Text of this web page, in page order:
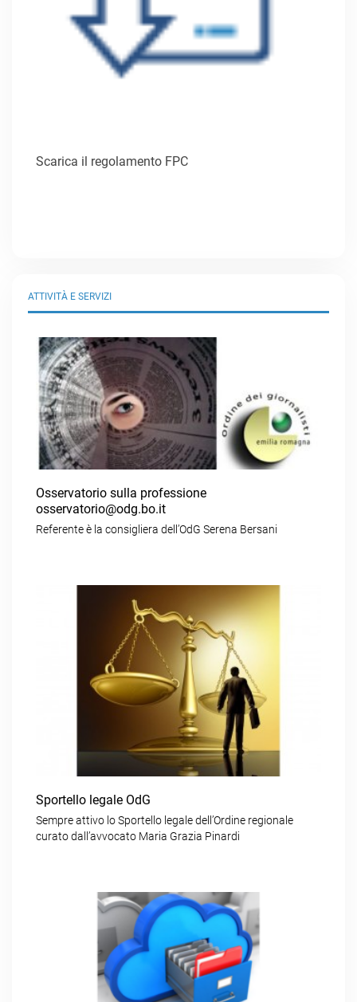
Scarica il regolamento FPC
ATTIVITÀ E SERVIZI
Osservatorio sulla professione
osservatorio@odg.bo.it
Referente è la consigliera dell’OdG Serena Bersani
Sportello legale OdG
Sempre attivo lo Sportello legale dell’Ordine regionale
curato dall’avvocato Maria Grazia Pinardi